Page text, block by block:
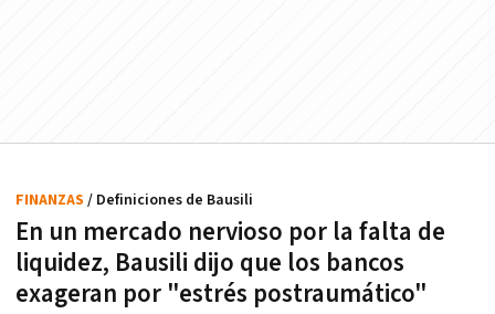
En un mercado nervioso por la falta de
liquidez, Bausili dijo que los bancos
exageran por "estrés postraumático"
FINANZAS / Definiciones de Bausili